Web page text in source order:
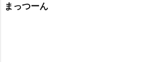
まっつーん